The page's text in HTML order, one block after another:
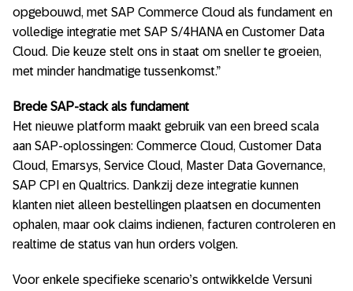
opgebouwd, met SAP Commerce Cloud als fundament en
volledige integratie met SAP S/4HANA en Customer Data
Cloud. Die keuze stelt ons in staat om sneller te groeien,
met minder handmatige tussenkomst.”
Brede SAP-stack als fundament
Het nieuwe platform maakt gebruik van een breed scala
aan SAP-oplossingen: Commerce Cloud, Customer Data
Cloud, Emarsys, Service Cloud, Master Data Governance,
SAP CPI en Qualtrics. Dankzij deze integratie kunnen
klanten niet alleen bestellingen plaatsen en documenten
ophalen, maar ook claims indienen, facturen controleren en
realtime de status van hun orders volgen.
Voor enkele specifieke scenario’s ontwikkelde Versuni